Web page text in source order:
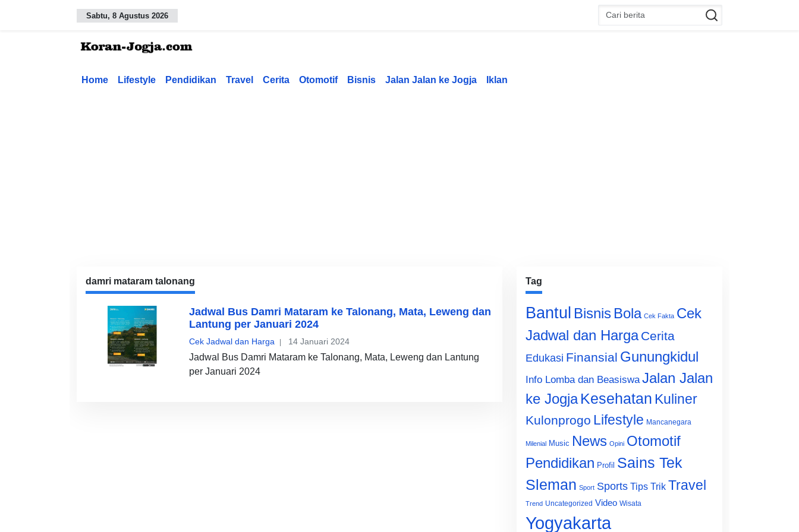
Sabtu, 8 Agustus 2026
Home Lifestyle Pendidikan Travel Cerita Otomotif Bisnis Jalan Jalan ke Jogja Iklan
damri mataram talonang
Jadwal Bus Damri Mataram ke Talonang, Mata, Leweng dan
Lantung per Januari 2024
Cek Jadwal dan Harga 14 Januari 2024
Jadwal Bus Damri Mataram ke Talonang, Mata, Leweng dan Lantung
per Januari 2024
Tag
Bantul Bisnis Bola Cek Fakta Cek
Jadwal dan Harga Cerita
Edukasi Finansial Gunungkidul
Info Lomba dan Beasiswa Jalan Jalan
ke Jogja Kesehatan Kuliner
Kulonprogo Lifestyle Mancanegara
Milenial Music News Opini Otomotif
Pendidikan Profil Sains Tek
Sleman Sport Sports Tips Trik Travel
Trend Uncategorized Video Wisata
Yogyakarta